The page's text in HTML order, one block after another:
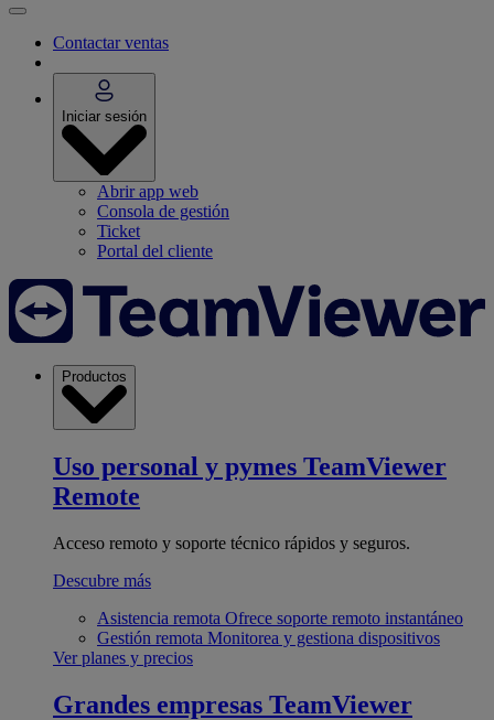
Contactar ventas
Iniciar sesión
Abrir app web
Consola de gestión
Ticket
Portal del cliente
Productos
Uso personal y pymes TeamViewer
Remote
Acceso remoto y soporte técnico rápidos y seguros.
Descubre más
Asistencia remota Ofrece soporte remoto instantáneo
Gestión remota Monitorea y gestiona dispositivos
Ver planes y precios
Grandes empresas TeamViewer